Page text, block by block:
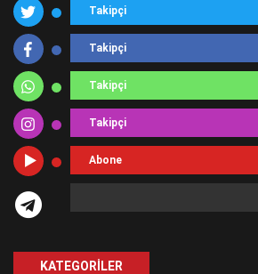
Takipçi
Takipçi
Takipçi
Takipçi
Abone
KATEGORILER